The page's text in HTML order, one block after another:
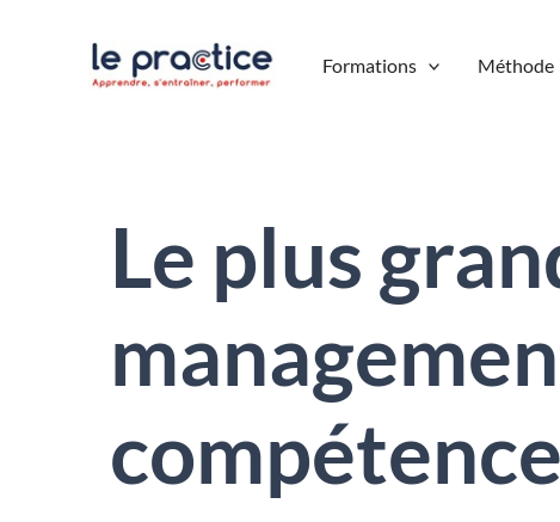
Formations Méthode
Le plus
compétence